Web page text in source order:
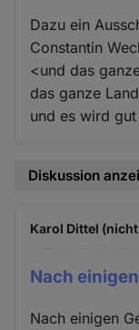
Dazu ein
Constantin
<und das
das ganze
und es wird
Diskussion
Karol Dittel
Nach
Nach einigen